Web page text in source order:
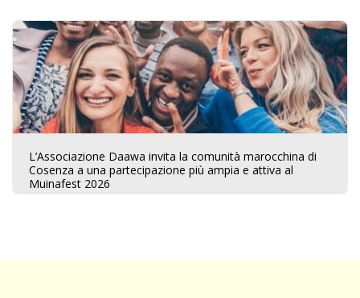
L’Associazione Daawa invita la comunità marocchina di
Cosenza a una partecipazione più ampia e attiva al
Muinafest 2026